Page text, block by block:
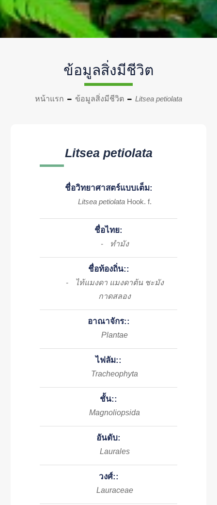
ข้อมูลสิ่งมีชีวิต
หน้าแรก ข้อมูลสิ่งมีชีวิต Litsea petiolata
Litsea petiolata
ชื่อวิทยาศาสตร์แบบเต็ม:
Litsea petiolata Hook. f.
ชื่อไทย:
- ทำมัง
ชื่อท้องถิ่น::
-
ไท้แมงดา แมงดาต้น ชะมัง
กาดสลอง
อาณาจักร::
Plantae
ไฟลัม::
Tracheophyta
ชั้น::
Magnoliopsida
อันดับ:
Laurales
วงศ์::
Lauraceae